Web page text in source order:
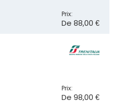
Prix:
De 88,00 €
Prix:
De 98,00 €